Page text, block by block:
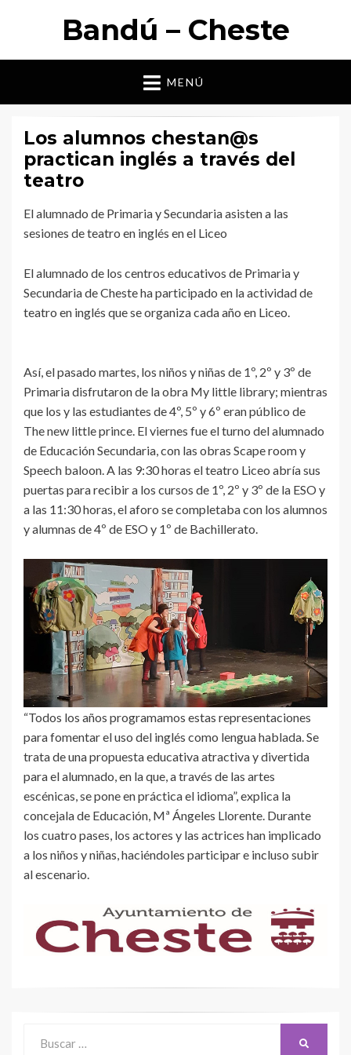
Bandú – Cheste
MENÚ
Los alumnos chestan@s
practican inglés a través del
teatro
El alumnado de Primaria y Secundaria asisten a las
sesiones de teatro en inglés en el Liceo
El alumnado de los centros educativos de Primaria y
Secundaria de Cheste ha participado en la actividad de
teatro en inglés que se organiza cada año en Liceo.
Así, el pasado martes, los niños y niñas de 1º, 2º y 3º de
Primaria disfrutaron de la obra My little library; mientras
que los y las estudiantes de 4º, 5º y 6º eran público de
The new little prince. El viernes fue el turno del alumnado
de Educación Secundaria, con las obras Scape room y
Speech baloon. A las 9:30 horas el teatro Liceo abría sus
puertas para recibir a los cursos de 1º, 2º y 3º de la ESO y
a las 11:30 horas, el aforo se completaba con los alumnos
y alumnas de 4º de ESO y 1º de Bachillerato.
“Todos los años programamos estas representaciones
para fomentar el uso del inglés como lengua hablada. Se
trata de una propuesta educativa atractiva y divertida
para el alumnado, en la que, a través de las artes
escénicas, se pone en práctica el idioma”, explica la
concejala de Educación, Mª Ángeles Llorente. Durante
los cuatro pases, los actores y las actrices han implicado
a los niños y niñas, haciéndoles participar e incluso subir
al escenario.